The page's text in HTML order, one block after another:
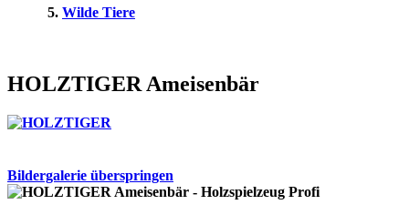
Wilde Tiere
HOLZTIGER Ameisenbär
Bildergalerie überspringen